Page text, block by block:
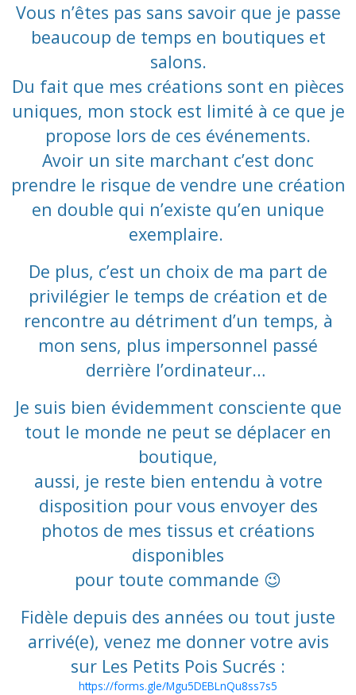
Vous n’êtes pas sans savoir que je passe
beaucoup de temps en boutiques et
salons.
Du fait que mes créations sont en pièces
uniques, mon stock est limité à ce que je
propose lors de ces événements.
Avoir un site marchant c’est donc
prendre le risque de vendre une création
en double qui n’existe qu’en unique
exemplaire.
De plus, c’est un choix de ma part de
privilégier le temps de création et de
rencontre au détriment d’un temps, à
mon sens, plus impersonnel passé
derrière l’ordinateur…
Je suis bien évidemment consciente que
tout le monde ne peut se déplacer en
boutique,
aussi, je reste bien entendu à votre
disposition pour vous envoyer des
photos de mes tissus et créations
disponibles
pour toute commande 😉
Fidèle depuis des années ou tout juste
arrivé(e), venez me donner votre avis
sur Les Petits Pois Sucrés :
https://forms.gle/Mgu5DEBLnQu8ss7s5